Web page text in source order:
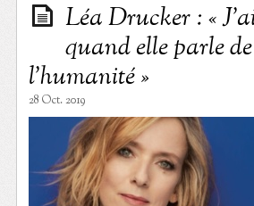
Léa Drucker : «
quand elle parle
l’humanité »
28 Oct. 2019